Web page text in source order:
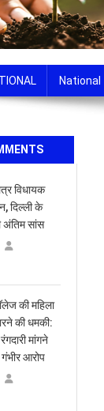
National
विधायक
दिल्ली के
अंतिम सांस
की महिला
की धमकी:
मांगने
आरोप